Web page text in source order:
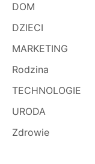
DOM
DZIECI
MARKETING
Rodzina
TECHNOLOGIE
URODA
Zdrowie